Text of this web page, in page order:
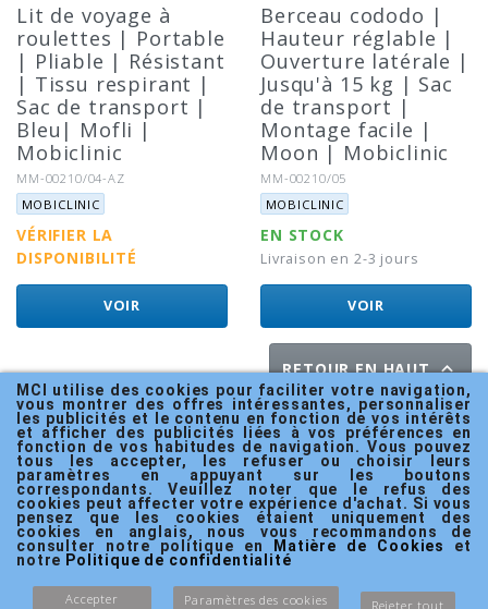
MCI utilise des cookies pour faciliter votre navigation,
vous montrer des offres intéressantes, personnaliser
les publicités et le contenu en fonction de vos intérêts
et afficher des publicités liées à vos préférences en
fonction de vos habitudes de navigation. Vous pouvez
tous les accepter, les refuser ou choisir leurs
paramètres en appuyant sur les boutons
correspondants. Veuillez noter que le refus des
cookies peut affecter votre expérience d'achat. Si vous
pensez que les cookies étaient uniquement des
cookies en anglais, nous vous recommandons de
consulter notre politique en
Matière de Cookies
et
notre Politique de confidentialité
Accepter Paramètres des cookies Rejeter tout
Lit de voyage à
roulettes | Portable
| Pliable | Résistant
| Tissu respirant |
Sac de transport |
Bleu| Mofli |
Mobiclinic
Référence:
MM-00210/04-AZ
Marque:
MOBICLINIC
VÉRIFIER LA
DISPONIBILITÉ
VOIR
Berceau cododo |
Hauteur réglable |
Ouverture latérale |
Jusqu'à 15 kg | Sac
de transport |
Montage facile |
Moon | Mobiclinic
Référence:
MM-00210/05
Marque:
MOBICLINIC
EN STOCK
Livraison en 2-3 jours
VOIR
RETOUR EN HAUT
PRODUITS
NOTRE SOCIÉTÉ
VOTRE COMPTE
INFORMATIONS